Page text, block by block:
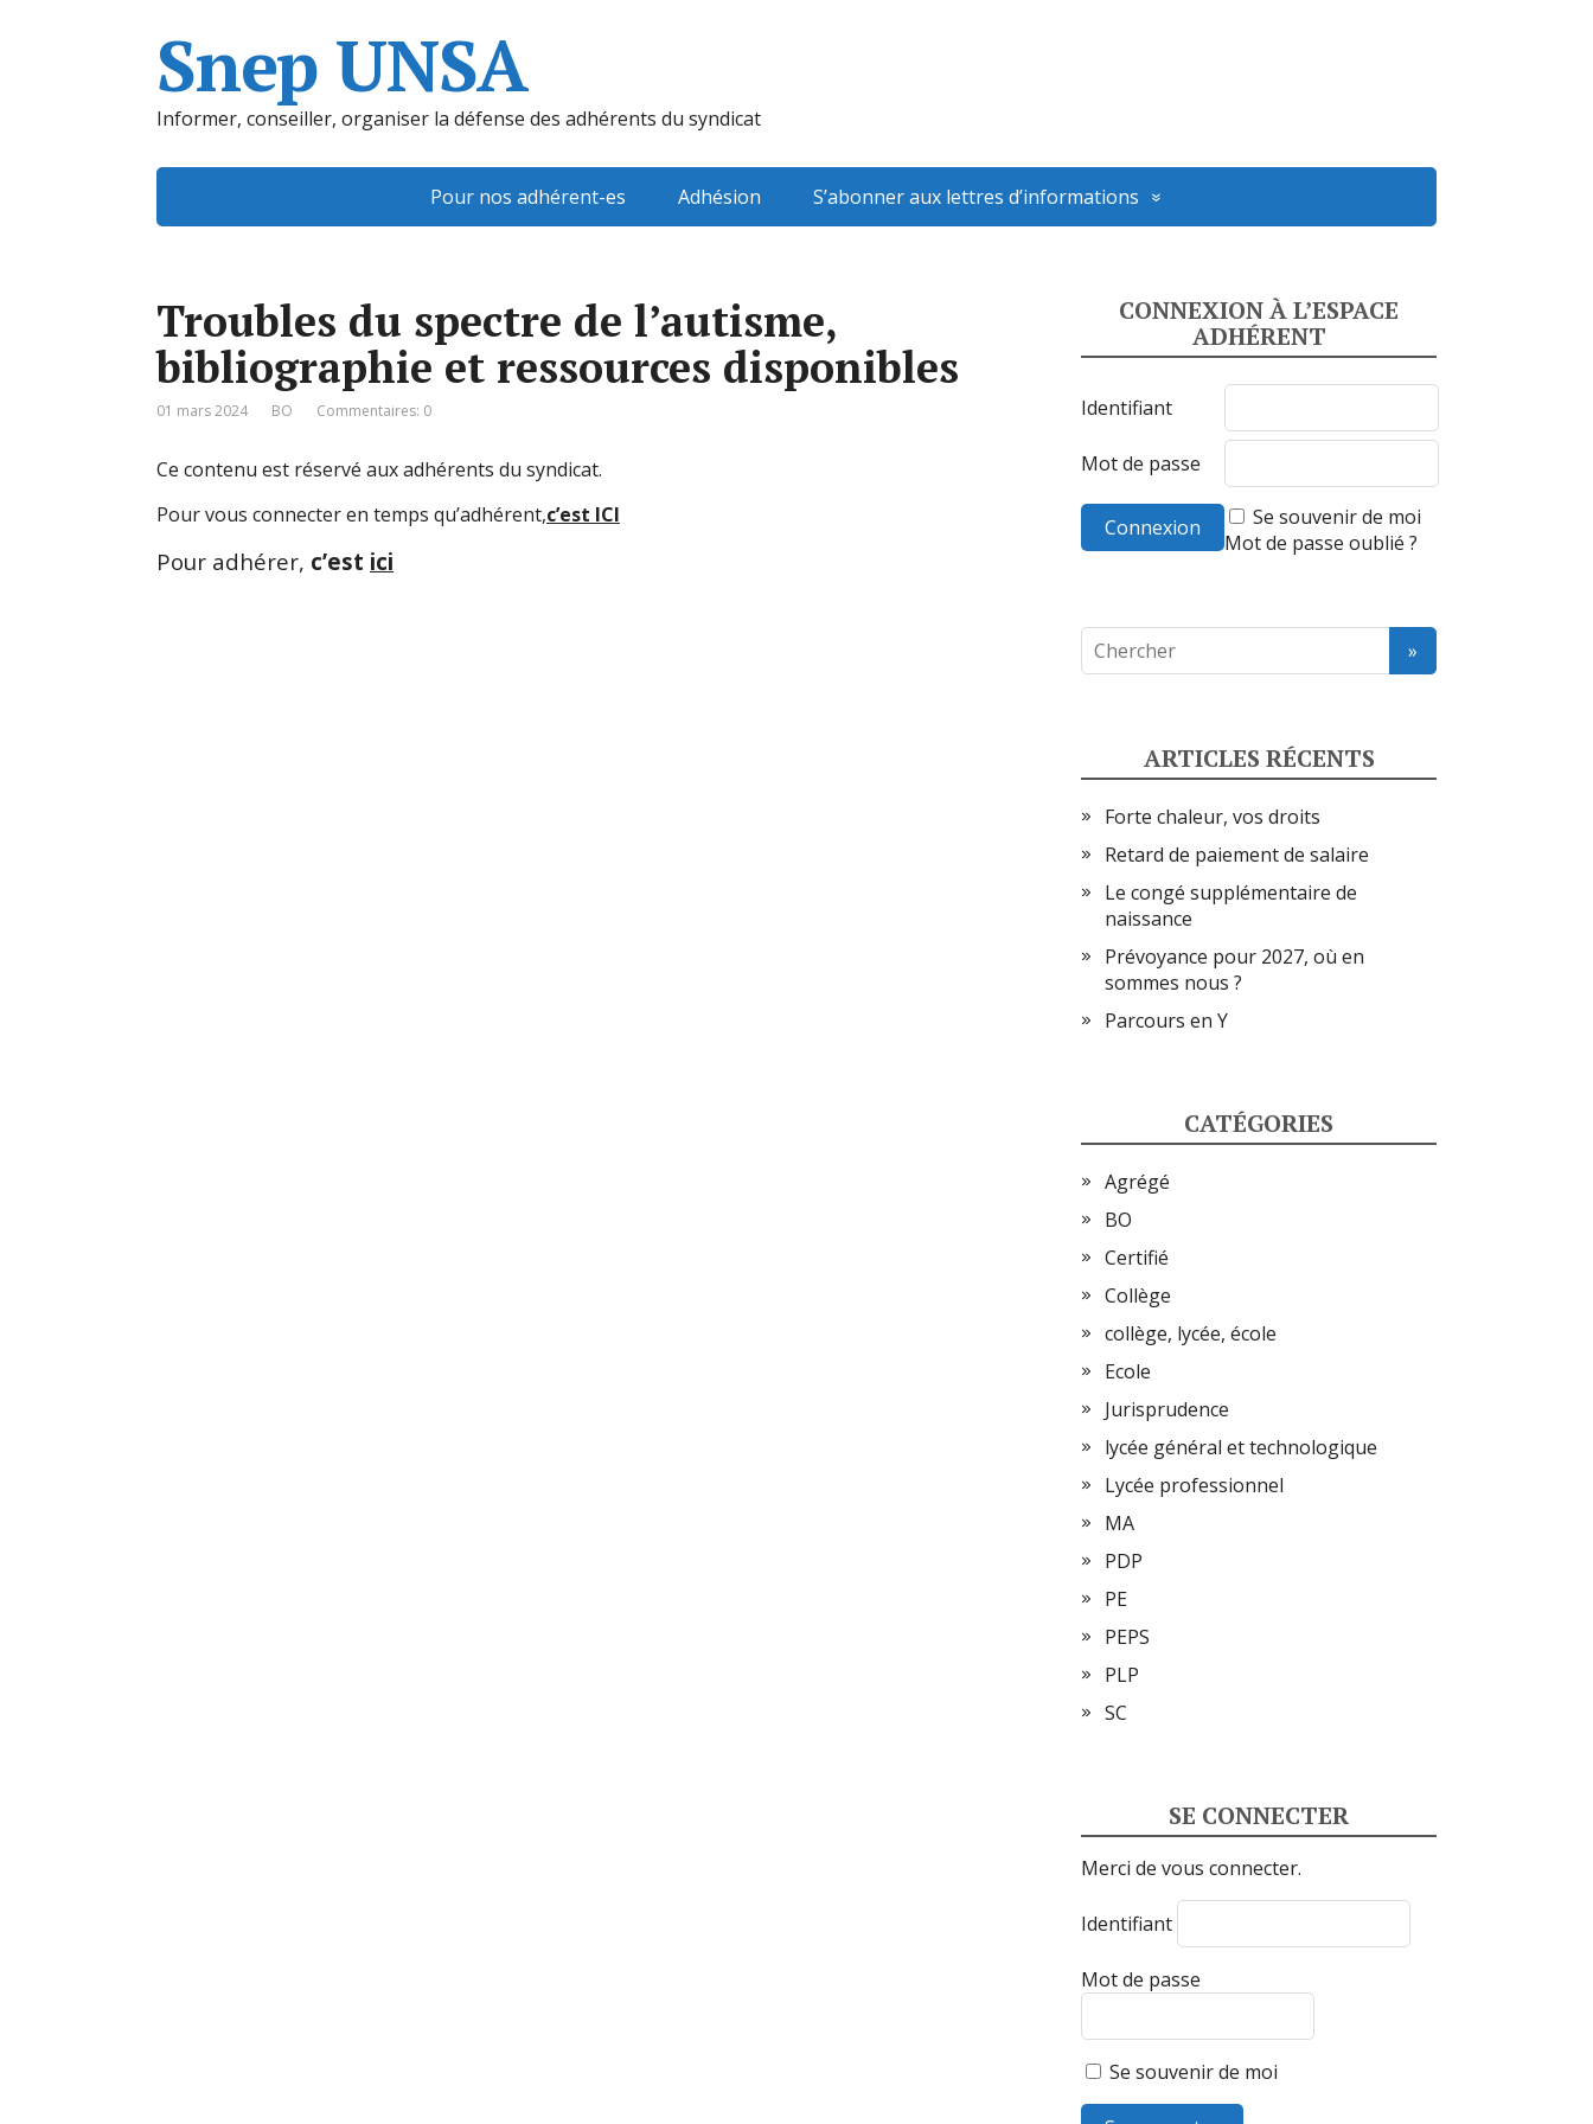
Snep UNSA
Informer, conseiller, organiser la défense des adhérents du syndicat
Pour nos adhérent-es Adhésion S’abonner aux lettres d’informations
Troubles du spectre de l’autisme,
bibliographie et ressources disponibles
01 mars 2024 BO Commentaires: 0
Ce contenu est réservé aux adhérents du syndicat.
Pour vous connecter en temps qu’adhérent,c’est ICI
Pour adhérer, c’est ici
CONNEXION À L’ESPACE
ADHÉRENT
Identifiant
Mot de passe
Se souvenir de moi
Mot de passe oublié ?
ARTICLES RÉCENTS
Forte chaleur, vos droits
Retard de paiement de salaire
Le congé supplémentaire de
naissance
Prévoyance pour 2027, où en
sommes nous ?
Parcours en Y
CATÉGORIES
Agrégé
BO
Certifié
Collège
collège, lycée, école
Ecole
Jurisprudence
lycée général et technologique
Lycée professionnel
MA
PDP
PE
PEPS
PLP
SC
SE CONNECTER
Merci de vous connecter.
Identifiant
Mot de passe
Se souvenir de moi